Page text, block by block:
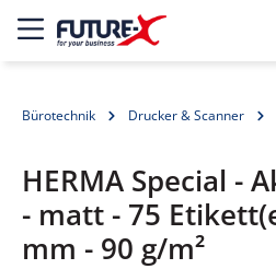
Bürotechnik Drucker & Scanner
HERMA Special -
- matt - 75
mm - 90 g/m²